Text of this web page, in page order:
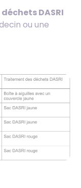
DASRI
ou une